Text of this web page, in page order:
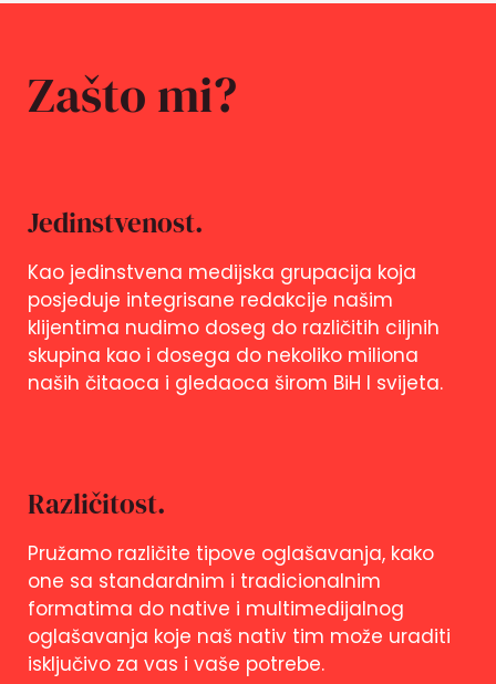
Zašto mi?
Jedinstvenost.
Kao jedinstvena medijska grupacija koja
posjeduje integrisane redakcije našim
klijentima nudimo doseg do različitih ciljnih
skupina kao i dosega do nekoliko miliona
naših čitaoca i gledaoca širom BiH I svijeta.
Različitost.
Pružamo različite tipove oglašavanja, kako
one sa standardnim i tradicionalnim
formatima do native i multimedijalnog
oglašavanja koje naš nativ tim može uraditi
isključivo za vas i vaše potrebe.